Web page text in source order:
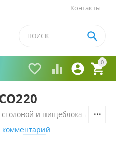
Контакты
0


 

и пищеблока
комментарий